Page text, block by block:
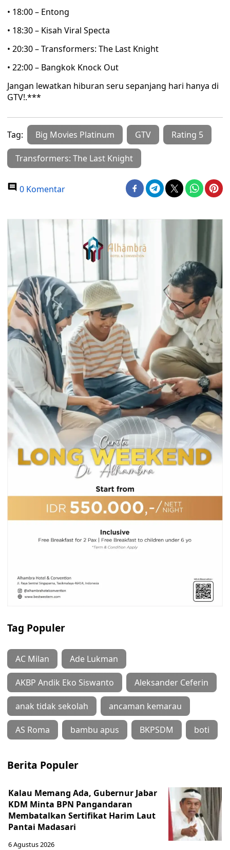
• 18:00 – Entong
• 18:30 – Kisah Viral Specta
• 20:30 – Transformers: The Last Knight
• 22:00 – Bangkok Knock Out
Jangan lewatkan hiburan seru sepanjang hari hanya di
GTV!.***
Tag: Big Movies Platinum GTV Rating 5
Transformers: The Last Knight
0 Komentar
Tag Populer
AC Milan Ade Lukman
AKBP Andik Eko Siswanto Aleksander Ceferin
anak tidak sekolah ancaman kemarau
AS Roma bambu apus BKPSDM boti
Berita Populer
Kalau Memang Ada, Gubernur Jabar
KDM Minta BPN Pangandaran
Membatalkan Sertifikat Harim Laut
Pantai Madasari
6 Agustus 2026